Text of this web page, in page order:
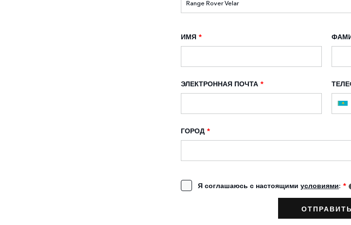
ИМЯ *
ЭЛЕКТРОННАЯ ПОЧТА *
ГОРОД *
Я соглашаюсь с настоящими условиями: *